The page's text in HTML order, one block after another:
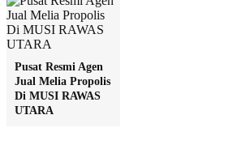
Pusat Resmi Agen
Jual Melia Propolis
Di MUSI RAWAS
UTARA